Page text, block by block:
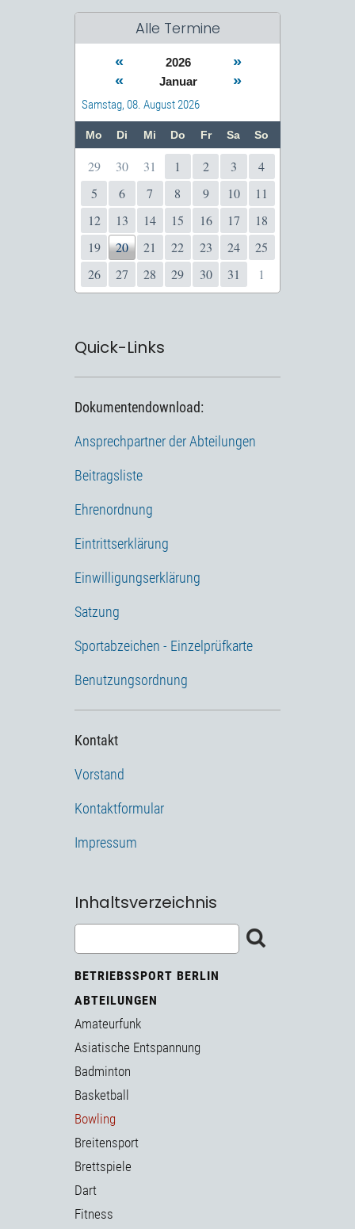
Alle Termine
« 2026
»
«
Januar »
Samstag, 08. August 2026
Mo Di Mi Do Fr Sa So
29 30 31 1 2 3
4
5
6 7 8 9 10
11
12
13 14 15 16 17
18
19
20 21 22 23 24
25
26
27 28 29 30 31 1
Quick-Links
Dokumentendownload:
Ansprechpartner der Abteilungen
Beitragsliste
Ehrenordnung
Eintrittserklärung
Einwilligungserklärung
Satzung
Sportabzeichen - Einzelprüfkarte
Benutzungsordnung
Kontakt
Vorstand
Kontaktformular
Impressum
Inhaltsverzeichnis
BETRIEBSSPORT BERLIN
ABTEILUNGEN
Amateurfunk
Asiatische Entspannung
Badminton
Basketball
Bowling
Breitensport
Brettspiele
Dart
Fitness